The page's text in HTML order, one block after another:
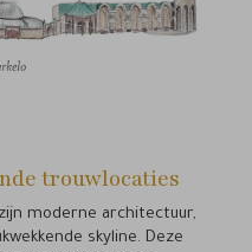
trouwlocaties
moderne architectuur,
skyline. Deze